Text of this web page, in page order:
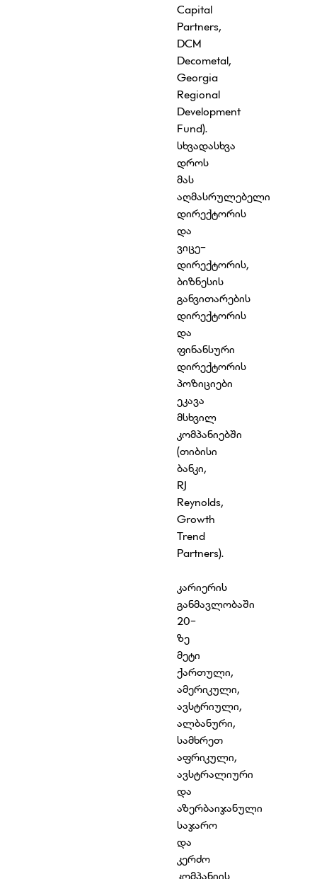
Capital
Partners,
DCM
Decometal,
Georgia
Regional
Development
Fund).
სხვადასხვა
დროს
მას
აღმასრულებელი
დირექტორის
და
ვიცე-
დირექტორის,
ბიზნესის
განვითარების
დირექტორის
და
ფინანსური
დირექტორის
პოზიციები
ეკავა
მსხვილ
კომპანიებში
(თიბისი
ბანკი,
RJ
Reynolds,
Growth
Trend
Partners).
კარიერის
განმავლობაში
20-
ზე
მეტი
ქართული,
ამერიკული,
ავსტრიული,
ალბანური,
სამხრეთ
აფრიკული,
ავსტრალიური
და
აზერბაიჯანული
საჯარო
და
კერძო
კომპანიის